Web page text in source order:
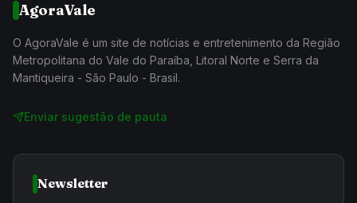
AgoraVale
O AgoraVale é um site de notícias e entretenimento da Região
Metropolitana do Vale do Paraíba, Litoral Norte e Serra da
Mantiqueira - São Paulo - Brasil.
Enviar sugestão de pauta
Newsletter